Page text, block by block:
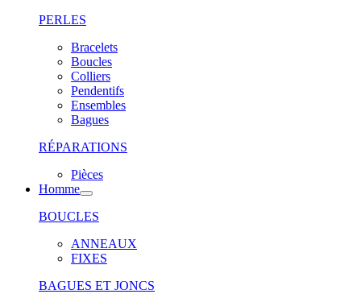
PERLES
Bracelets
Boucles
Colliers
Pendentifs
Ensembles
Bagues
RÉPARATIONS
Pièces
Homme
BOUCLES
ANNEAUX
FIXES
BAGUES ET JONCS